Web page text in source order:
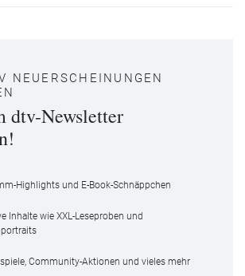
NEUERSCHEINUNGEN
dtv-Newsletter
Highlights und E-Book-Schnäppchen
Inhalte wie XXL-Leseproben und
Community-Aktionen und vieles mehr